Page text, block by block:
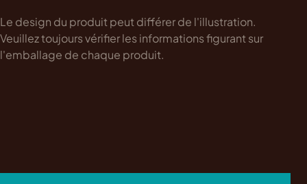
Le design du produit peut différer de l'illustration.
Veuillez toujours vérifier les informations figurant sur
l'emballage de chaque produit.